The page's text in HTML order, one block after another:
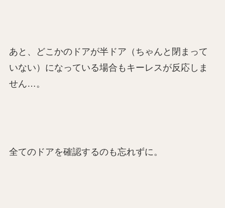
あと、どこかのドアが半ドア（ちゃんと閉まって
いない）になっている場合もキーレスが反応しま
せん…。
全てのドアを確認するのも忘れずに。